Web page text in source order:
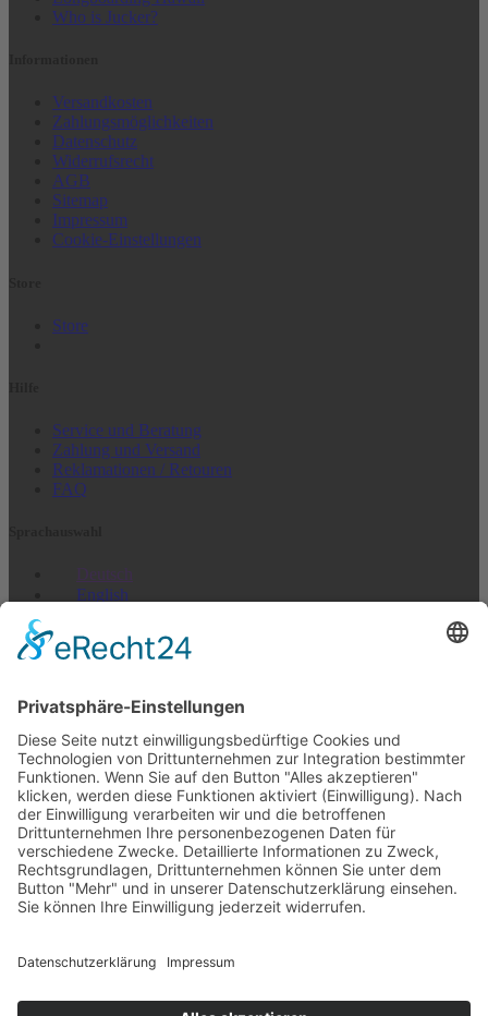
Who is Jucker?
Versandkosten
Zahlungsmöglichkeiten
Datenschutz
Widerrufsrecht
AGB
Sitemap
Impressum
Cookie-Einstellungen
Store
Service und Beratung
Zahlung und Versand
Reklamationen / Retouren
FAQ
Deutsch
English
Italiano
Español
Newsletter abonnieren
E-Mail (Wiederholung)*
Ich akzepiere, nichts zu erhalten*
Email-Adresse
abonnieren
Abmeldung jederzeit möglich >Newsletter